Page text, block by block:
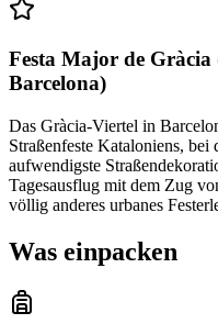
Festa Major de Gràcia
Barcelona)
Das Gràcia-Viertel in
Straßenfeste Kataloniens,
aufwendigste
Tagesausflug mit dem Zug
völlig anderes urbanes
Was einpacken